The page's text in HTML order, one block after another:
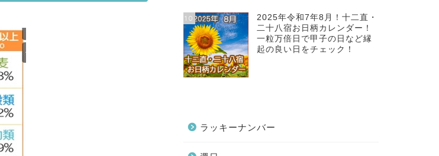
10
2025年令和7年8月！十二直・
二十八宿お日柄カレンダー！
一粒万倍日で甲子の日など縁
起の良い日をチェック！
ラッキーナンバー